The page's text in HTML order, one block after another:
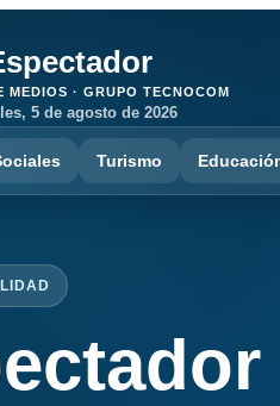
MEDIOS · GRUPO TECNOCOM
5 de agosto de 2026
Turismo